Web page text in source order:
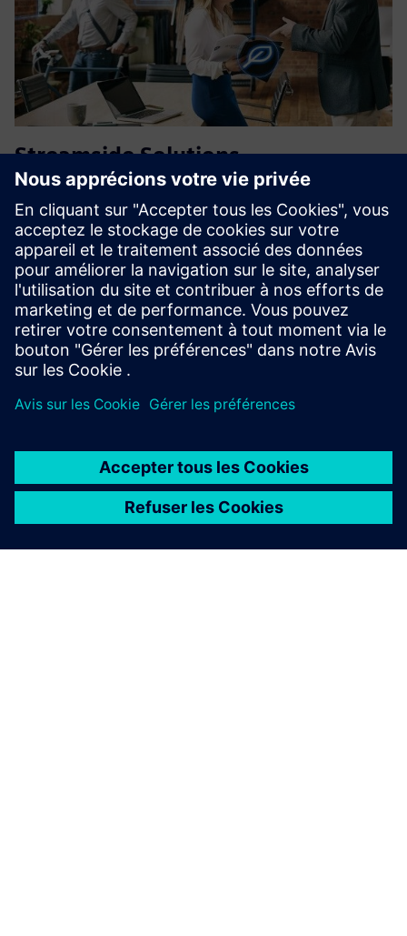
Streamside Solutions
Events2HVAC™
By heating and cooling rooms only when they are
scheduled, facilities can significantly reduce energy use and
save money. Pre-start settings ensure rooms are
comfortable when events begin; and facility managers are
freed from tedi...
En savoir plus